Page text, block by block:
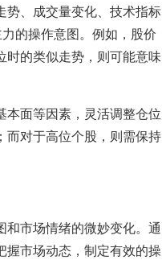
势、成交量变化、技术指标
的操作意图。例如，股价
时的类似走势，则可能意味
本面等因素，灵活调整仓位
而对于高位个股，则需保持
市场情绪的微妙变化。通
握市场动态，制定有效的操